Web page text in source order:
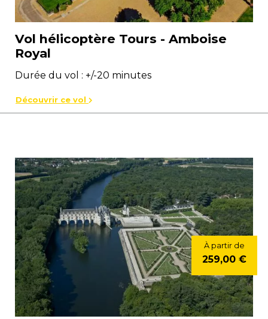
Vol hélicoptère Tours - Amboise
Royal
Durée du vol : +/-20 minutes
Découvrir ce vol
À partir de
259,00 €